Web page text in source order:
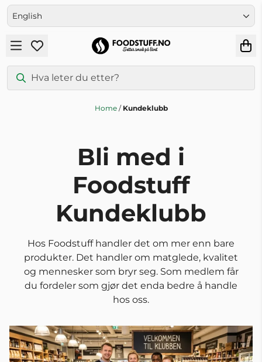
Skip to content
English
Home / Kundeklubb
Bli med i
Foodstuff
Kundeklubb
Hos Foodstuff handler det om mer enn bare
produkter. Det handler om matglede, kvalitet
og mennesker som bryr seg. Som medlem får
du fordeler som gjør det enda bedre å handle
hos oss.